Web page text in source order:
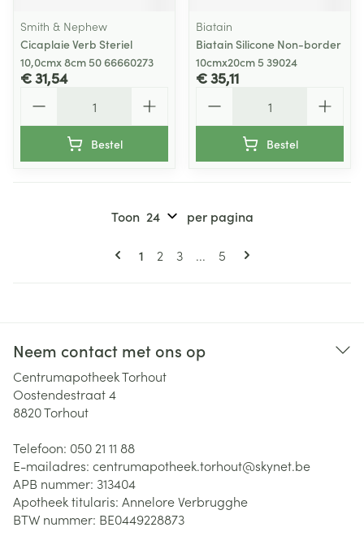
Smith & Nephew
Cicaplaie Verb Steriel
10,0cmx 8cm 50 66660273
€ 31,54
Bestel
Biatain
Biatain Silicone Non-border
10cmx20cm 5 39024
€ 35,11
Bestel
Pagina's
U lees momenteel pagina
1 Pagina
2 Pagina
3 ... Pagina
5
Toon per pagina
Neem contact met ons op
Centrumapotheek Torhout
Oostendestraat 4
8820Torhout
Telefoon: 050 21 11 88
E-mailadres: centrumapotheek.torhout@skynet.be
APB nummer: 313404
Apotheek titularis: Annelore Verbrugghe
BTW nummer: BE0449228873